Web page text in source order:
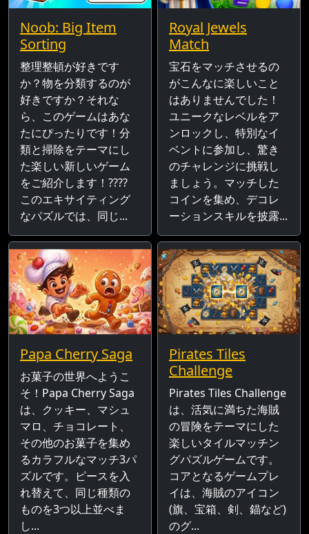
Noob: Big Item
Sorting
整理整頓が好きです
か？物を分類するのが
好きですか？それな
ら、このゲームはあな
たにぴったりです！分
類と掃除をテーマにし
た楽しい新しいゲーム
をご紹介します！????
このエキサイティング
なパズルでは、同じ...
Royal Jewels
Match
宝石をマッチさせるの
がこんなに楽しいこと
はありませんでした！
ユニークなレベルをア
ンロックし、特別なイ
ベントに参加し、驚き
のチャレンジに挑戦し
ましょう。マッチした
コインを集め、デコレ
ーションスキルを披露...
Papa Cherry Saga
お菓子の世界へようこ
そ！Papa Cherry Saga
は、クッキー、マシュ
マロ、チョコレート、
その他のお菓子を集め
るカラフルなマッチ3パ
ズルです。ピースを入
れ替えて、同じ種類の
ものを3つ以上並べま
し...
Pirates Tiles
Challenge
Pirates Tiles Challenge
は、活気に満ちた海賊
の冒険をテーマにした
楽しいタイルマッチン
グパズルゲームです。
コアとなるゲームプレ
イは、海賊のアイコン
(旗、宝箱、剣、錨など)
のグ...